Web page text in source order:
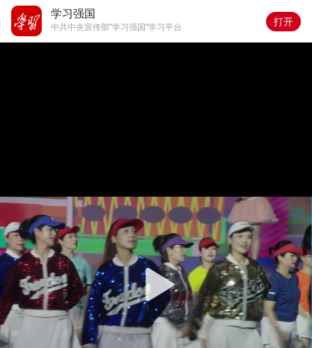
学习强国
中共中央宣传部“学习强国”学习平台 打开